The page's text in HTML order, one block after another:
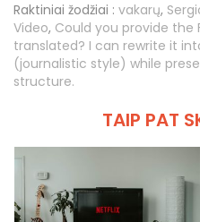
Raktiniai žodžiai : vakarų,
Video, Could you provide
translated? I can rewrite it
(journalistic style) while
structure.
TAIP PAT